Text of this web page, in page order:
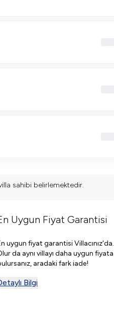
sahibi belirlemektedir.
Uygun Fiyat Garantisi
uygun fiyat garantisi Villacınız'da.
da aynı villayı daha uygun fiyata
aradaki fark iade!
Bilgi